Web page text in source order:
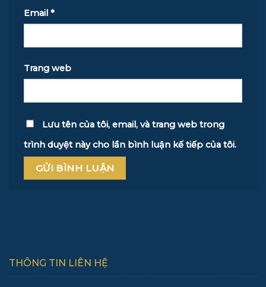
Email *
Trang web
Lưu tên của tôi, email, và trang web trong
trình duyệt này cho lần bình luận kế tiếp của tôi.
THÔNG TIN LIÊN HỆ